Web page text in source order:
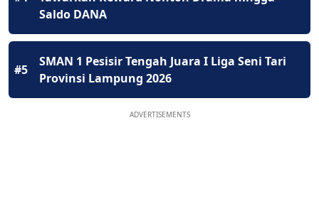
Saldo DANA
#5
SMAN 1 Pesisir Tengah Juara I Liga Seni Tari
Provinsi Lampung 2026
ADVERTISEMENTS